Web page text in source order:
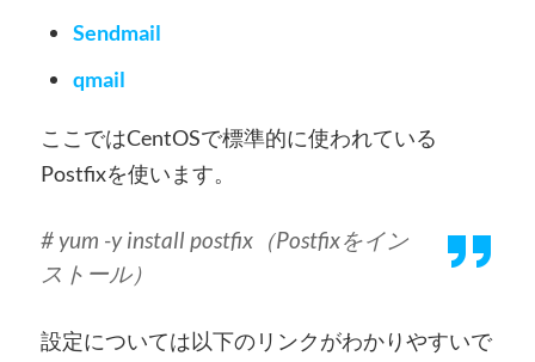
Sendmail
qmail
ここではCentOSで標準的に使われている
Postfixを使います。
# yum -y install postfix（Postfixをイン
ストール）
設定については以下のリンクがわかりやすいで